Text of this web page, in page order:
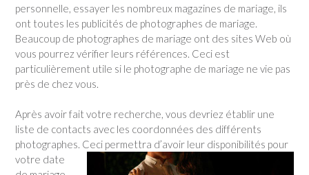
personnelle, essayer les nombreux magazines de mariage, ils
ont toutes les publicités de photographes de mariage.
Beaucoup de photographes de mariage ont des sites Web où
vous pourrez vérifier leurs références. Ceci est
particulièrement utile si le photographe de mariage ne vie pas
près de chez vous.
Après avoir fait votre recherche, vous devriez établir une
liste de contacts avec les coordonnées des différents
photographes. Ceci permettra d’avoir leur disponibilités pour
votre date